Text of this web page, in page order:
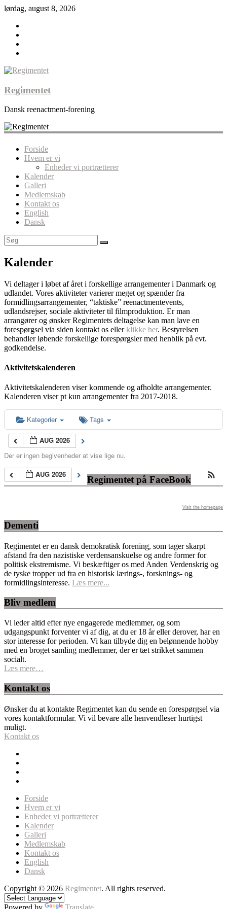
lørdag, august 8, 2026
Regimentet
Dansk reenactment-forening
Forside
Hvem er vi
Enheder vi portrætterer
Kalender
Galleri
Medlemskab
Kontakt os
English
Dansk
Kalender
Vi deltager i løbet af året i forskellige arrangementer i Danmark og
udlandet. Vores aktiviteter varierer meget og spænder fra
formidlingsarrangementer, “taktiske” reenactmentevents,
udlandsrejser, sociale aktiviteter til filmproduktion. Er man
arrangører og ønsker Regimentets deltagelse kan man lave en
forespørgsel via siden kontakt os ellerklikke her. Bestyrelsen
behandler løbende forskellige forespørgsler med henblik på evt.
godkendelse.
Aktivitetskalenderen
Aktivitetskalenderen viser kommende og afholdte arrangementer.
Kalenderen viser pt kun arrangementer fra 2017-2018.
Kategorier Tags
AUG 2026
Der er ingen begivenheder at vise lige nu.
AUG 2026
Regimentet på FaceBook
Visit the homepage
Dementi
Regimentet er en dansk demokratisk forening, som tager skarpt
afstand fra den nazistiske verdensanskuelse og andre former for
politisk ekstremisme. Vi beskæftiger os med Anden Verdenskrig og
de tyske tropper ud fra en historisk lærings-, forsknings- og
formidlingsinteresse. Læs mere...
Bliv medlem
Vi leder altid efter nye engagerede medlemmer, og som
udgangspunkt forventer vi af dig, at du er 18 år eller derover, har en
stor interesse for perioden. Vi kan tilbyde dig en belønnende hobby
med en broget samling medlemmer, der er tæt strikket sammen
socialt.
Læs mere…
Kontakt os
Ønsker du at kontakte Regimentet kan du sende en forespørgsel via
vores kontaktformular. Vi vil bevare alle henvendleser hurtigst
muligt.
Kontakt os
Forside
Hvem er vi
Enheder vi portrætterer
Kalender
Galleri
Medlemskab
Kontakt os
English
Dansk
Copyright © 2026 Regimentet. All rights reserved.
Powered by Translate